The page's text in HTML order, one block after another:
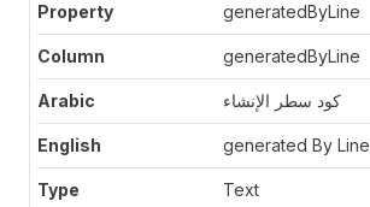
generatedByLine
generatedByLine
كود سطر الإنشاء
generated By Line
Text